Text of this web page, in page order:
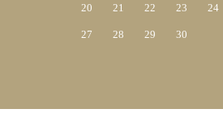
20 21 22 23 24
27 28 29 30